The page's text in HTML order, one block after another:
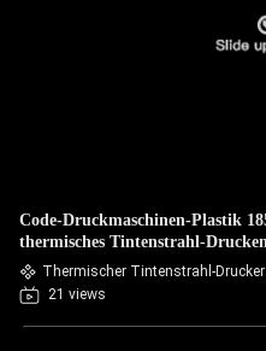
Code-Druckmaschinen-Plastik
thermisches Tintenstrahl-
Thermischer Tintenstrahl-Drucker
21 views